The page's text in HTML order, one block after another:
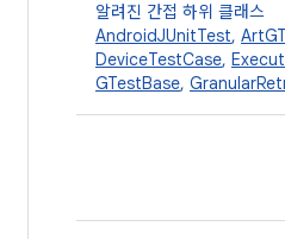
알려진 간접 하위 클래스
AndroidJUnitTest,
DeviceTestCase,
GTestBase,